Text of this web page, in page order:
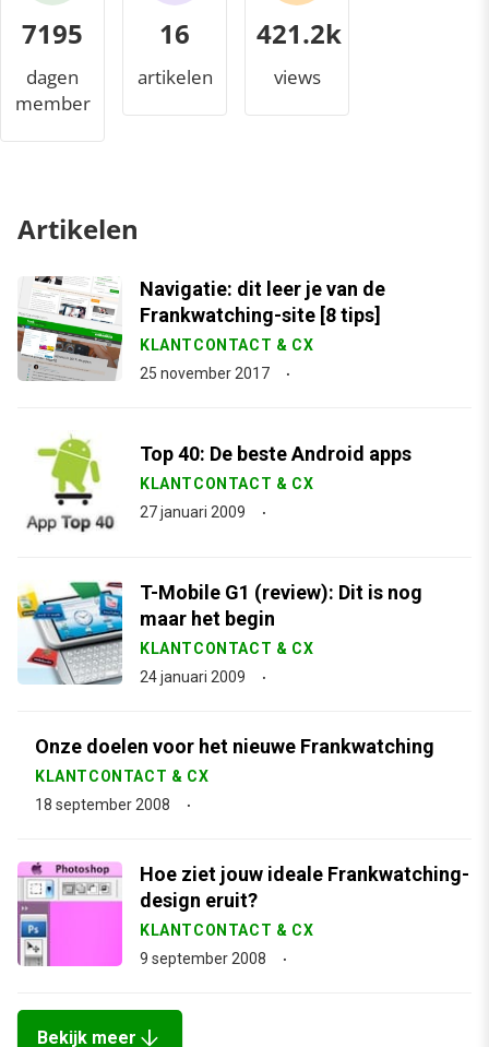
7195
dagen
member
16
artikelen
437.7k
views
Artikelen
Navigatie: dit leer je van de
Frankwatching-site [8 tips]
KLANTCONTACT & CX
25 november 2017
Top 40: De beste Android apps
KLANTCONTACT & CX
27 januari 2009
T-Mobile G1 (review): Dit is nog
maar het begin
KLANTCONTACT & CX
24 januari 2009
Onze doelen voor het nieuwe Frankwatching
KLANTCONTACT & CX
18 september 2008
Hoe ziet jouw ideale Frankwatching-
design eruit?
KLANTCONTACT & CX
9 september 2008
Bekijk meer arrow_downward